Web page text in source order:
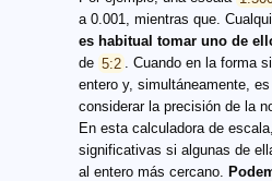
a 0.001, mientras que.
es habitual tomar uno de
de 5:2 . Cuando en la forma
entero y, simultáneamente,
considerar la precisión de la
En esta calculadora de
significativas si algunas de
al entero más cercano.